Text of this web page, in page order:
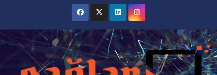
content